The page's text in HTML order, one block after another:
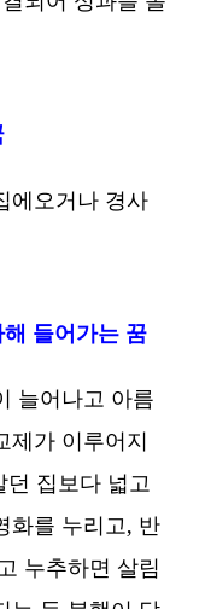
에오거나 경사
들어가는 꿈
늘어나고 아름
제가 이루어지
집보다 넓고
화를 누리고, 반
누추하면 살림